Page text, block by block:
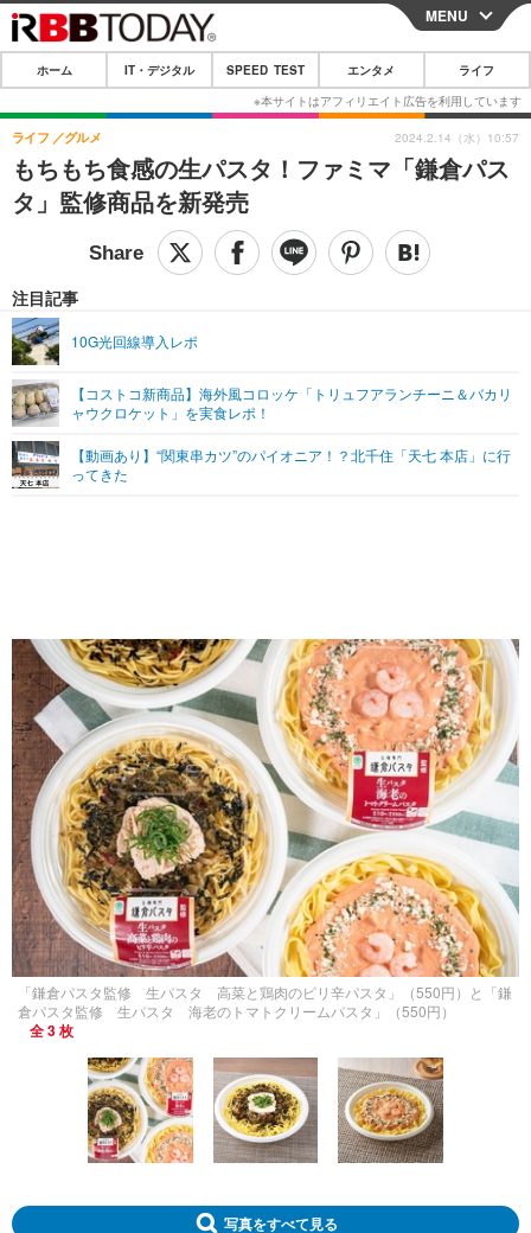
CLOSE
ホーム
IT・デジタル
IT・デジタルTOP スマートフォン
ショッピング その他
SPEED TEST
エンタメTOP 映画・ドラマ
グラビア
ショッピング その他
ライフTOP
その他
リリース一覧
プッシュ通知の停止方法
MENU
ホーム IT・デジタル SPEED TEST エンタメ ライフ
もちもち食感の生パスタ！ファミマ「鎌倉パス
タ」監修商品を新発売
ライフ グルメ
注目記事
10G光回線導入レポ
【コストコ新商品】海外風コロッケ「トリュフアランチーニ＆バカリ
ャウクロケット」を実食レポ！
【動画あり】“関東串カツ”のパイオニア！？北千住「天七 本店」に行
ってきた
2024.2.14（水）10:57
「鎌倉パスタ監修 生パスタ 高菜と鶏肉のピリ辛パスタ」（550円）と「鎌
倉パスタ監修 生パスタ 海老のトマトクリームパスタ」（550円）
全 3 枚
写真をすべて見る